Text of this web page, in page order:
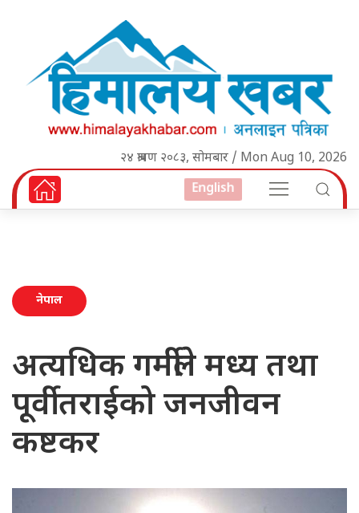
२४ श्रावण २०८३, सोमबार / Mon Aug 10, 2026
English
नेपाल
अत्यधिक गर्मीले मध्य तथा
पूर्वी तराईको जनजीवन
कष्टकर